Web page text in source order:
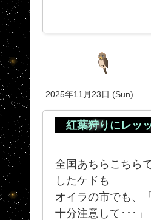
2025年11月23日 (Sun)
紅葉狩りにレッ
全国あちらこちら
したケドも
オイラの市でも、
十分注意して･･･」